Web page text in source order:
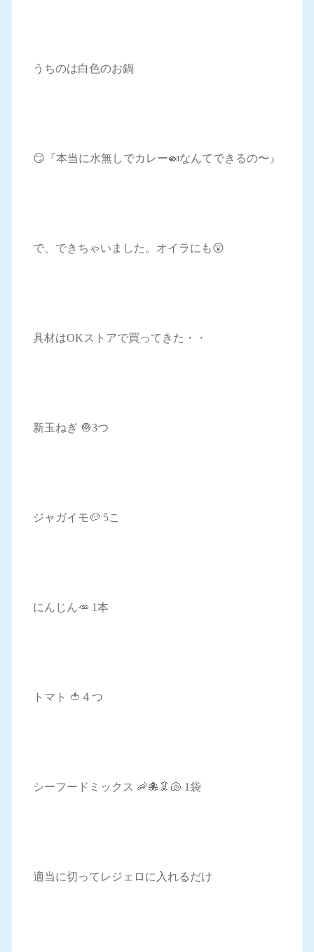
うちのは白色のお鍋
😏『本当に水無しでカレー🍛なんてできるの〜』
で、できちゃいました。オイラにも😲
具材はOKストアで買ってきた・・
新玉ねぎ 🧅3つ
ジャガイモ🥔 5こ
にんじん🥕 1本
トマト 🍅４つ
シーフードミックス 🦐🐙🦑🐚 1袋
適当に切ってレジェロに入れるだけ